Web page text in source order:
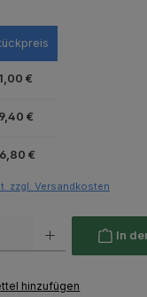
€
€
€
zzgl. Versandkosten
In
hinzufügen